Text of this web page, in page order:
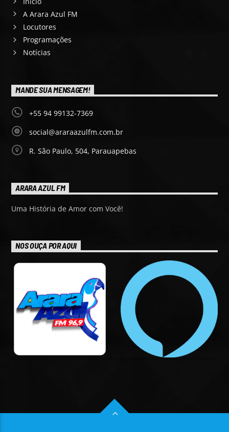
A Arara Azul FM
Locutores
Programações
Notícias
MANDE SUA MENSAGEM!
+55 94 99132-7369
social@araraazulfm.com.br
R. São Paulo, 504, Parauapebas
ARARA AZUL FM
Uma História de Amor com Você!
NOS OUÇA POR AQUI